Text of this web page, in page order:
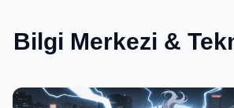
Bilgi Merkezi &